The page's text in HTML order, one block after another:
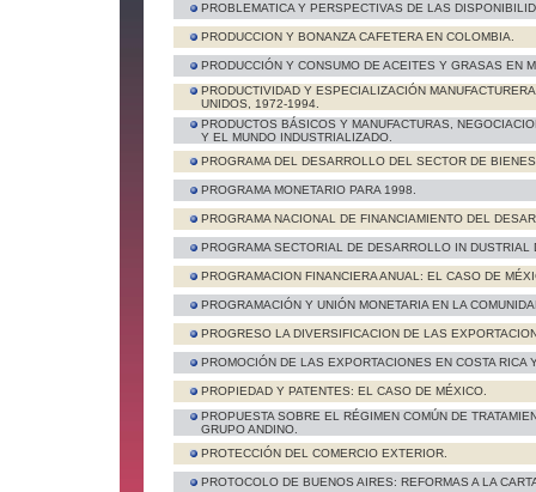
PROBLEMATICA Y PERSPECTIVAS DE LAS
PRODUCCION Y BONANZA CAFETERA EN COLOMBIA.
PRODUCCIÓN Y CONSUMO DE ACEITES Y GRASAS EN
PRODUCTIVIDAD Y ESPECIALIZACIÓN
UNIDOS, 1972-1994.
PRODUCTOS BÁSICOS Y MANUFACTURAS,
Y EL MUNDO INDUSTRIALIZADO.
PROGRAMA DEL DESARROLLO DEL SECTOR DE
PROGRAMA MONETARIO PARA 1998.
PROGRAMA NACIONAL DE FINANCIAMIENTO DEL
PROGRAMA SECTORIAL DE DESARROLLO IN DUSTRIAL
PROGRAMACION FINANCIERA ANUAL: EL CASO DE
PROGRAMACIÓN Y UNIÓN MONETARIA EN LA
PROGRESO LA DIVERSIFICACION DE LAS
PROMOCIÓN DE LAS EXPORTACIONES EN COSTA RICA
PROPIEDAD Y PATENTES: EL CASO DE MÉXICO.
PROPUESTA SOBRE EL RÉGIMEN COMÚN DE
GRUPO ANDINO.
PROTECCIÓN DEL COMERCIO EXTERIOR.
PROTOCOLO DE BUENOS AIRES: REFORMAS A LA